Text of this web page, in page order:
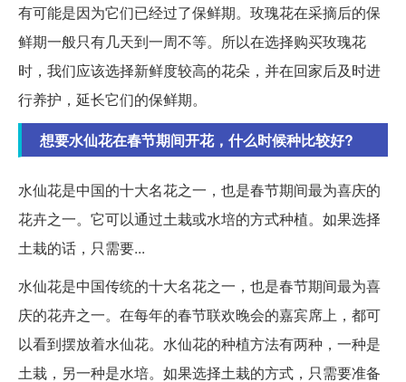
有可能是因为它们已经过了保鲜期。玫瑰花在采摘后的保
鲜期一般只有几天到一周不等。所以在选择购买玫瑰花
时，我们应该选择新鲜度较高的花朵，并在回家后及时进
行养护，延长它们的保鲜期。
想要水仙花在春节期间开花，什么时候种比较好?
水仙花是中国的十大名花之一，也是春节期间最为喜庆的
花卉之一。它可以通过土栽或水培的方式种植。如果选择
土栽的话，只需要...
水仙花是中国传统的十大名花之一，也是春节期间最为喜
庆的花卉之一。在每年的春节联欢晚会的嘉宾席上，都可
以看到摆放着水仙花。水仙花的种植方法有两种，一种是
土栽，另一种是水培。如果选择土栽的方式，只需要准备